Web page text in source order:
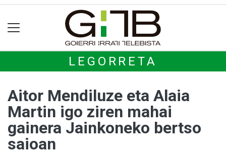
LEGORRETA
Aitor Mendiluze eta Alaia
Martin igo ziren mahai
gainera Jainkoneko bertso
saioan